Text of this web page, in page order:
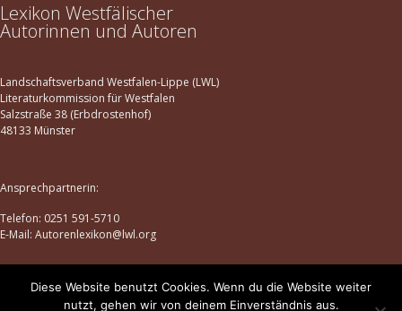
Lexikon Westfälischer
Autorinnen und Autoren
Landschaftsverband Westfalen-Lippe (LWL)
Literaturkommission für Westfalen
Salzstraße 38 (Erbdrostenhof)
48133 Münster
Ansprechpartnerin:
Telefon: 0251 591-5710
E-Mail: Autorenlexikon@lwl.org
Datenschutz |Impressum
Diese Website benutzt Cookies. Wenn du die Website weiter
nutzt, gehen wir von deinem Einverständnis aus.